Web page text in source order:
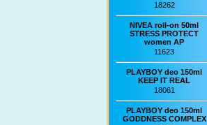
18262
NIVEA roll-on 50ml
STRESS PROTECT
women AP
11623
PLAYBOY deo 150ml
KEEP IT REAL
18061
PLAYBOY deo 150ml
GODDNESS COMPLEX